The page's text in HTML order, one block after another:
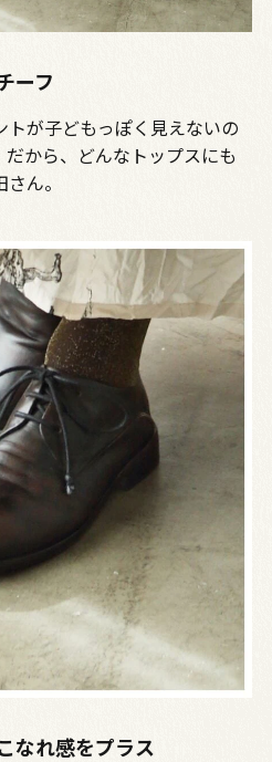
ーフ
トが子どもっぽく見えないの
から、どんなトップスにも
ん。
なれ感をプラス